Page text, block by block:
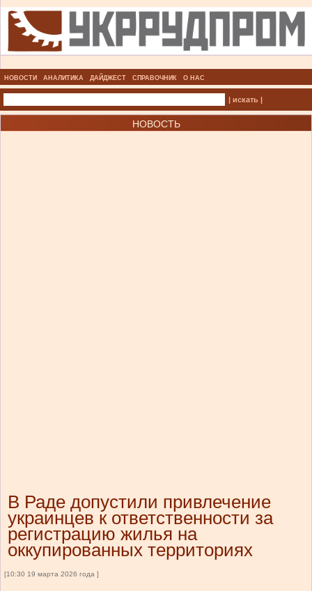
НОВОСТИ АНАЛИТИКА ДАЙДЖЕСТ СПРАВОЧНИК О НАС
| искать |
НОВОСТЬ
В Раде допустили привлечение
украинцев к ответственности за
регистрацию жилья на
оккупированных территориях
[10:30 19 марта 2026 года ]